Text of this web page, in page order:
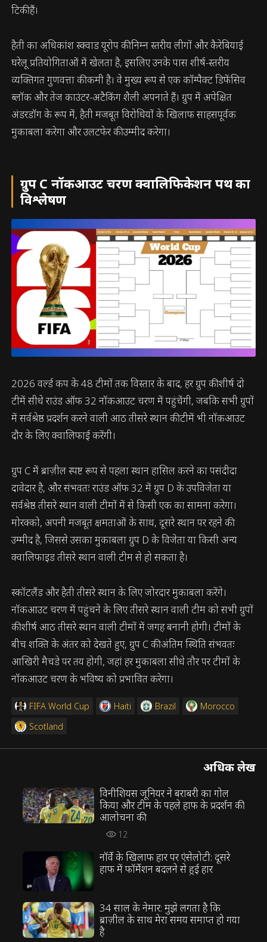
टिकी हैं।
हैती का अधिकांश स्क्वाड यूरोप की निम्न स्तरीय लीगों और कैरेबियाई
घरेलू प्रतियोगिताओं में खेलता है, इसलिए उनके पास शीर्ष-स्तरीय
व्यक्तिगत गुणवत्ता की कमी है। वे मुख्य रूप से एक कॉम्पैक्ट डिफेंसिव
ब्लॉक और तेज काउंटर-अटैकिंग शैली अपनाते हैं। ग्रुप में अपेक्षित
अंडरडॉग के रूप में, हैती मजबूत विरोधियों के खिलाफ साहसपूर्वक
मुकाबला करेगा और उलटफेर की उम्मीद करेगा।
ग्रुप C नॉकआउट चरण क्वालिफिकेशन पथ का
विश्लेषण
2026 वर्ल्ड कप के 48 टीमों तक विस्तार के बाद, हर ग्रुप की शीर्ष दो
टीमें सीधे राउंड ऑफ 32 नॉकआउट चरण में पहुंचेंगी, जबकि सभी ग्रुपों
में सर्वश्रेष्ठ प्रदर्शन करने वाली आठ तीसरे स्थान की टीमें भी नॉकआउट
दौर के लिए क्वालिफाई करेंगी।
ग्रुप C में ब्राज़ील स्पष्ट रूप से पहला स्थान हासिल करने का पसंदीदा
दावेदार है, और संभवतः राउंड ऑफ 32 में ग्रुप D के उपविजेता या
सर्वश्रेष्ठ तीसरे स्थान वाली टीमों में से किसी एक का सामना करेगा।
मोरक्को, अपनी मजबूत क्षमताओं के साथ, दूसरे स्थान पर रहने की
उम्मीद है, जिससे उसका मुकाबला ग्रुप D के विजेता या किसी अन्य
क्वालिफाइड तीसरे स्थान वाली टीम से हो सकता है।
स्कॉटलैंड और हैती तीसरे स्थान के लिए जोरदार मुकाबला करेंगे।
नॉकआउट चरण में पहुंचने के लिए तीसरे स्थान वाली टीम को सभी ग्रुपों
की शीर्ष आठ तीसरे स्थान वाली टीमों में जगह बनानी होगी। टीमों के
बीच शक्ति के अंतर को देखते हुए, ग्रुप C की अंतिम स्थिति संभवतः
आखिरी मैचडे पर तय होगी, जहां हर मुकाबला सीधे तौर पर टीमों के
नॉकआउट चरण के भविष्य को प्रभावित करेगा।
FIFA World Cup Haiti Brazil
Morocco
Scotland
अधिक लेख
विनीशियस जूनियर ने बराबरी का गोल
किया और टीम के पहले हाफ के प्रदर्शन की
आलोचना की
12
नॉर्वे के खिलाफ हार पर एंसेलोटी: दूसरे
हाफ में फॉर्मेशन बदलने से हुई हार
34 साल के नेमार: मुझे लगता है कि
ब्राज़ील के साथ मेरा समय समाप्त हो गया
है